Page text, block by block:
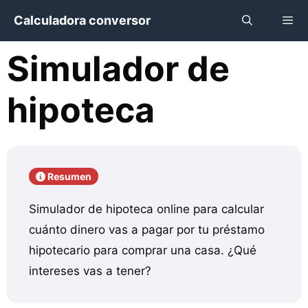
contenido
Calculadora conversor
Simulador de
hipoteca
Resumen
Simulador de hipoteca online para calcular
cuánto dinero vas a pagar por tu préstamo
hipotecario para comprar una casa. ¿Qué
intereses vas a tener?